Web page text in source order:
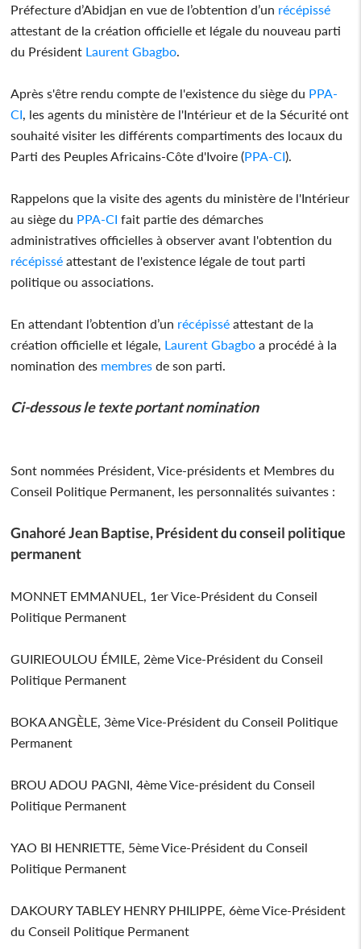
Préfecture d’Abidjan en vue de l’obtention d’un récépissé
attestant de la création officielle et légale du nouveau parti
du Président Laurent Gbagbo
Après s'être rendu compte de l'existence du siège du PPA-
CI , les agents du ministère de l'Intérieur et de la Sécurité ont
souhaité visiter les différents compartiments des locaux du
Parti des Peuples Africains-Côte d'Ivoire (PPA-CI).
Rappelons que la visite des agents du ministère de l'Intérieur
au siège du PPA-CI fait partie des démarches
administratives officielles à observer avant l'obtention du
récépissé attestant de l'existence légale de tout parti
politique ou associations.
En attendant l’obtention d’un récépissé attestant de la
création officielle et légale, Laurent Gbagbo a procédé à la
nomination des membres de son parti.
Ci-dessous le texte portant nomination
Sont nommées Président, Vice-présidents et Membres du
Conseil Politique Permanent, les personnalités suivantes :
Gnahoré Jean Baptise, Président du conseil politique
permanent
MONNET EMMANUEL, 1er Vice-Président du Conseil
Politique Permanent
GUIRIEOULOU ÉMILE, 2ème Vice-Président du Conseil
Politique Permanent
BOKA ANGÈLE, 3ème Vice-Président du Conseil Politique
Permanent
BROU ADOU PAGNI, 4ème Vice-président du Conseil
Politique Permanent
YAO BI HENRIETTE, 5ème Vice-Président du Conseil
Politique Permanent
DAKOURY TABLEY HENRY PHILIPPE, 6ème Vice-Président
du Conseil Politique Permanent